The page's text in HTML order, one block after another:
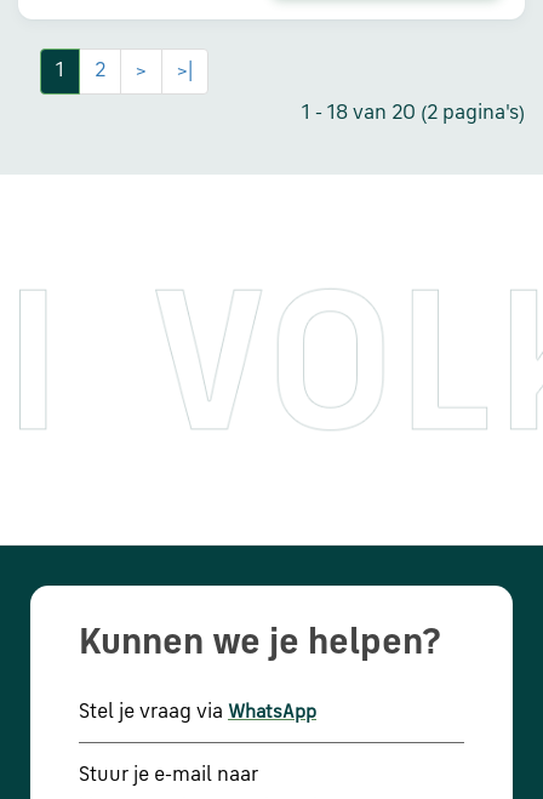
1 2 > >|
1 - 18 van 20 (2 pagina's)
Kunnen we je helpen?
Stel je vraag via WhatsApp
Stuur je e-mail naar